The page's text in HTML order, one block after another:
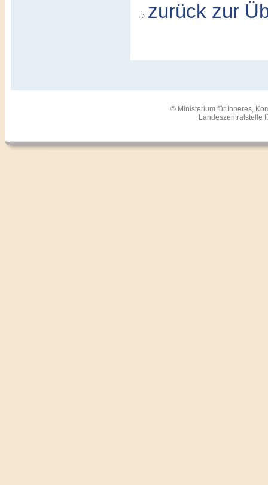
zurück zur
© Ministerium für Inneres,
Landeszentralstelle